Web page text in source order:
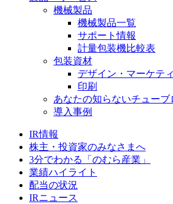
機械製品
機械製品一覧
サポート情報
計量包装機比較表
包装資材
デザイン・マーケテ
印刷
あなたの知らないチューブ
導入事例
IR情報
株主・投資家のみなさまへ
3分でわかる「のむら産業」
業績ハイライト
配当の状況
IRニュース